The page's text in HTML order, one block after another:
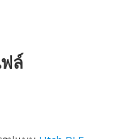
ล์